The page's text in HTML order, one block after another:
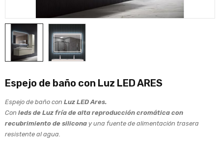
Espejo de baño con Luz LED ARES
Espejo de baño con Luz LED Ares.
Con leds de Luz fría de alta reproducción cromática con
recubrimiento de silicona y una fuente de alimentación trasera
resistente al agua.